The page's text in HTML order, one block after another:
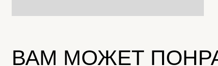
ВАМ МОЖЕТ